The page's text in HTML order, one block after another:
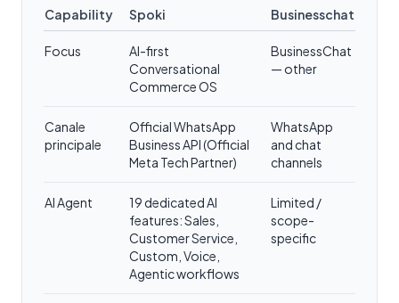
Capability Spoki Businesschat
Focus
AI-first
Conversational
Commerce OS
BusinessChat
— other
Canale
principale
Official WhatsApp
Business API (Official
Meta Tech Partner)
WhatsApp
and chat
channels
AI Agent
19 dedicated AI
features: Sales,
Customer Service,
Custom, Voice,
Agentic workflows
Limited /
scope-
specific